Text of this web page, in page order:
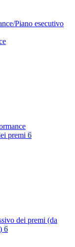
Piano esecutivo
premi 6
dei premi (da
6